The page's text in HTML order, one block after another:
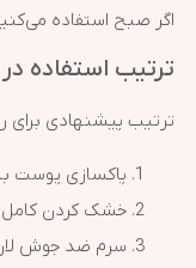
اگر صبح استفاده
ترتیب استفاده
ترتیب پیشنهادی
پاکسازی پوست
خشک کردن
سرم ضد جوش